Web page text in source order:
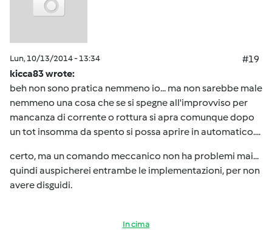
Lun, 10/13/2014 - 13:34
#19
kicca83 wrote:
beh non sono pratica nemmeno io... ma non sarebbe male
nemmeno una cosa che se si spegne all'improvviso per
mancanza di corrente o rottura si apra comunque dopo
un tot insomma da spento si possa aprire in automatico....
certo, ma un comando meccanico non ha problemi mai...
quindi auspicherei entrambe le implementazioni, per non
avere disguidi.
In cima